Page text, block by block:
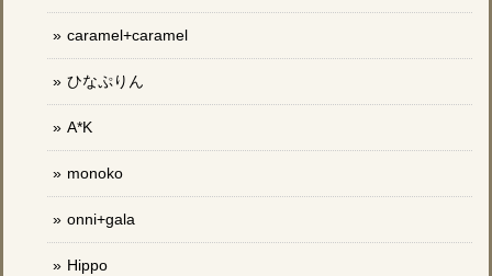
caramel+caramel
ひなぷりん
A*K
monoko
onni+gala
Hippo